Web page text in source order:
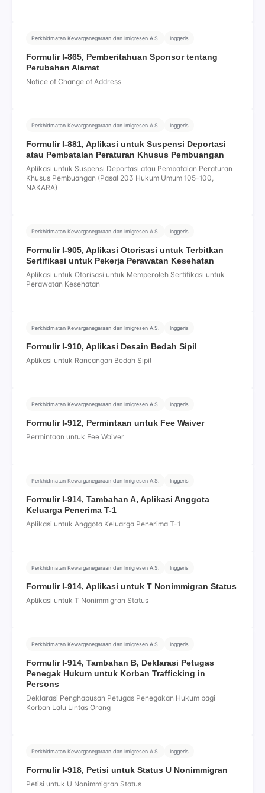
Perkhidmatan Kewarganegaraan dan Imigresen A.S. Inggeris
Formulir I-865, Pemberitahuan Sponsor tentang
Perubahan Alamat
Notice of Change of Address
Perkhidmatan Kewarganegaraan dan Imigresen A.S. Inggeris
Formulir I-881, Aplikasi untuk Suspensi Deportasi
atau Pembatalan Peraturan Khusus Pembuangan
Aplikasi untuk Suspensi Deportasi atau Pembatalan Peraturan
Khusus Pembuangan (Pasal 203 Hukum Umum 105-100,
NAKARA)
Perkhidmatan Kewarganegaraan dan Imigresen A.S. Inggeris
Formulir I-905, Aplikasi Otorisasi untuk Terbitkan
Sertifikasi untuk Pekerja Perawatan Kesehatan
Aplikasi untuk Otorisasi untuk Memperoleh Sertifikasi untuk
Perawatan Kesehatan
Perkhidmatan Kewarganegaraan dan Imigresen A.S. Inggeris
Formulir I-910, Aplikasi Desain Bedah Sipil
Aplikasi untuk Rancangan Bedah Sipil
Perkhidmatan Kewarganegaraan dan Imigresen A.S. Inggeris
Formulir I-912, Permintaan untuk Fee Waiver
Permintaan untuk Fee Waiver
Perkhidmatan Kewarganegaraan dan Imigresen A.S. Inggeris
Formulir I-914, Tambahan A, Aplikasi Anggota
Keluarga Penerima T-1
Aplikasi untuk Anggota Keluarga Penerima T-1
Perkhidmatan Kewarganegaraan dan Imigresen A.S. Inggeris
Formulir I-914, Aplikasi untuk T Nonimmigran Status
Aplikasi untuk T Nonimmigran Status
Perkhidmatan Kewarganegaraan dan Imigresen A.S. Inggeris
Formulir I-914, Tambahan B, Deklarasi Petugas
Penegak Hukum untuk Korban Trafficking in
Persons
Deklarasi Penghapusan Petugas Penegakan Hukum bagi
Korban Lalu Lintas Orang
Perkhidmatan Kewarganegaraan dan Imigresen A.S. Inggeris
Formulir I-918, Petisi untuk Status U Nonimmigran
Petisi untuk U Nonimmigran Status